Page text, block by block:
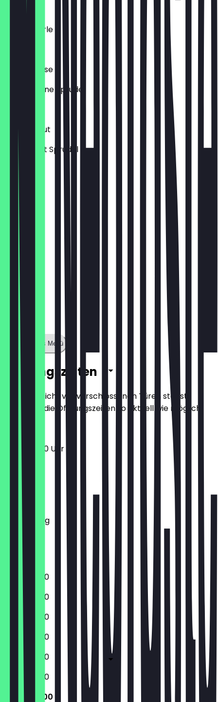
€ 3,70
Apfelschorle
Wasser Leise
Wasser ohne Sprudel
Wasser Laut
Wasser mit Sprudel
€ 3,30
Cola
€ 3,50
Zeige ganzes Menü
Öffnungszeiten
Damit du nicht vor verschlossenen Türen stehst,
halten wir die Öffnungszeiten so aktuell wie möglich.
13:00 - 17:00 Uhr
Montag
Mittwoch
Donnerstag
Freitag
Sonntag
10:00 - 18:00
10:00 - 18:00
10:00 - 18:00
10:00 - 18:00
10:00 - 18:00
10:00 - 18:00
13:00 - 17:00